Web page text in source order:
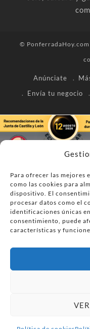
Para ofrecer las mejores
como las cookies para
dispositivo. El
procesar datos como el
identificaciones únicas
consentimiento, puede
características y
© PonferradaHoy.com
Anúnciate
Envía tu negocio